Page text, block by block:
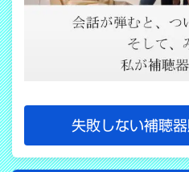
失敗しない補聴器